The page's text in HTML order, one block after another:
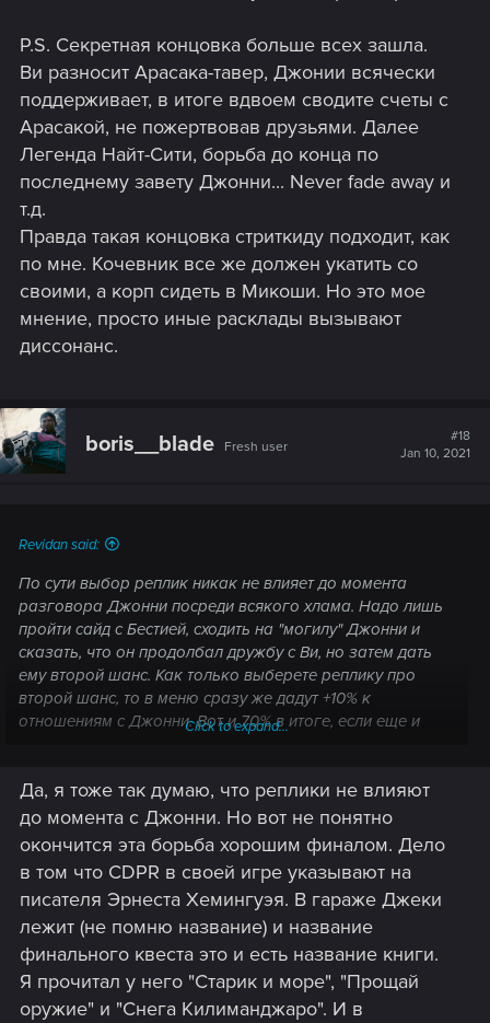
P.S. Секретная концовка больше всех зашла.
Ви разносит Арасака-тавер, Джонии всячески
поддерживает, в итоге вдвоем сводите счеты с
Арасакой, не пожертвовав друзьями. Далее
Легенда Найт-Сити, борьба до конца по
последнему завету Джонни... Never fade away и
т.д.
Правда такая концовка стриткиду подходит, как
по мне. Кочевник все же должен укатить со
своими, а корп сидеть в Микоши. Но это мое
мнение, просто иные расклады вызывают
диссонанс.
boris__blade Fresh user
#18
Jan 10, 2021
Revidan said:
По сути выбор реплик никак не влияет до момента
разговора Джонни посреди всякого хлама. Надо лишь
пройти сайд с Бестией, сходить на "могилу" Джонни и
сказать, что он продолбал дружбу с Ви, но затем дать
ему второй шанс. Как только выберете реплику про
второй шанс, то в меню сразу же дадут +10% к
отношениям с Джонни. Вот и 70% в итоге, если еще и
P.S. Секретная концовка больше всех зашла. Ви
разносит Арасака-тавер, Джонии всячески
поддерживает, в итоге вдвоем сводите счеты с Арасакой,
не пожертвовав друзьями. Далее Легенда Найт-Сити,
борьба до конца по последнему завету Джонни... Never
fade away и т.д.
Правда такая концовка стриткиду подходит, как по мне.
Кочевник все же должен укатить со своими, а корп
сидеть в Микоши. Но это мое мнение, просто иные
расклады вызывают диссонанс.
Click to expand...
Да, я тоже так думаю, что реплики не влияют
до момента с Джонни. Но вот не понятно
окончится эта борьба хорошим финалом. Дело
в том что CDPR в своей игре указывают на
писателя Эрнеста Хемингуэя. В гараже Джеки
лежит (не помню название) и название
финального квеста это и есть название книги.
Я прочитал у него "Старик и море", "Прощай
оружие" и "Снега Килиманджаро". И в